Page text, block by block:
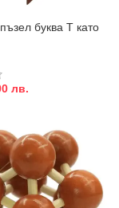
буква Т като
лв.